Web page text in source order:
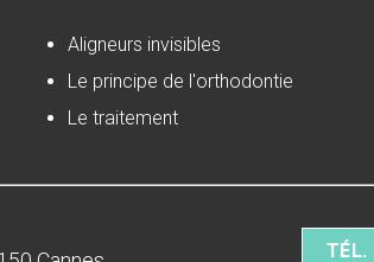
Aligneurs invisibles
Le principe de l'orthodontie
Le traitement
TÉL.